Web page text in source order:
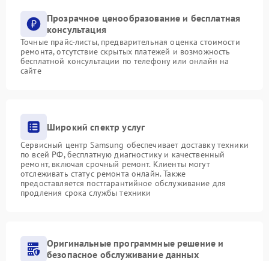
Прозрачное ценообразование и бесплатная
консультация
Точные прайс-листы, предварительная оценка стоимости
ремонта, отсутствие скрытых платежей и возможность
бесплатной консультации по телефону или онлайн на
сайте
Широкий спектр услуг
Сервисный центр Samsung обеспечивает доставку техники
по всей РФ, бесплатную диагностику и качественный
ремонт, включая срочный ремонт. Клиенты могут
отслеживать статус ремонта онлайн. Также
предоставляется постгарантийное обслуживание для
продления срока службы техники
Оригинальные программные решение и
безопасное обслуживание данных